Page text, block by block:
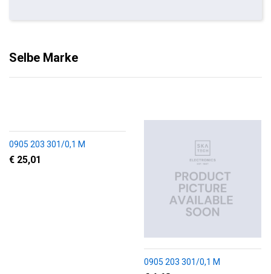
Selbe Marke
0905 203 301/0,1 M
€ 25,01
0905 203 301/0,1 M